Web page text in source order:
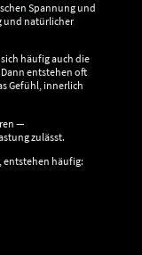
Spannung und
und natürlicher
häufig auch die
entstehen oft
Gefühl, innerlich
—
zulässt.
entstehen häufig: